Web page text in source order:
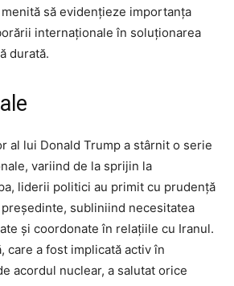
să evidențieze importanța
internaționale în soluționarea
durată.
al lui Donald Trump a stârnit o serie
variind de la sprijin la
liderii politici au primit cu prudență
subliniind necesitatea
și coordonate în relațiile cu Iranul.
care a fost implicată activ în
acordul nuclear, a salutat orice